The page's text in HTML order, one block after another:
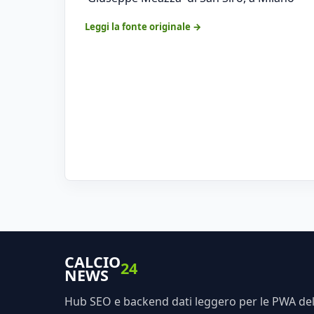
Leggi la fonte originale →
CALCIO
NEWS 24
Hub SEO e backend dati leggero per le PWA